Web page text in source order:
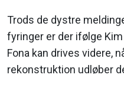
Trods de dystre
fyringer er der ifølge
Fona kan drives videre,
rekonstruktion udløber